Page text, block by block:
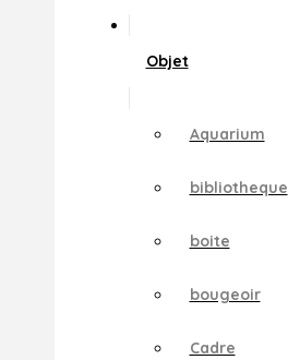
Objet
Aquarium
bibliotheque
boite
bougeoir
Cadre